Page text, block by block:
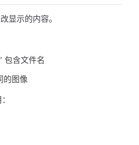
显示的内容。
包含文件名
的图像